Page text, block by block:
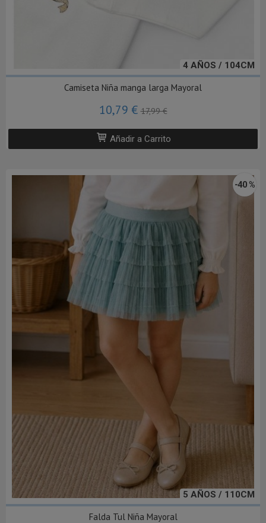
4 AÑOS / 104CM
Camiseta Niña manga larga Mayoral
10,79 €17,99 €
Añadir a Carrito
5 AÑOS / 110CM
-40 %
Falda Tul Niña Mayoral